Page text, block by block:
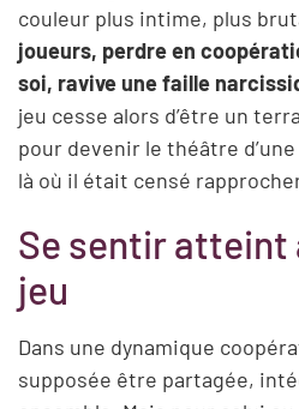
couleur plus intime, plus
joueurs, perdre en
soi, ravive une faille
jeu cesse alors d’être un
pour devenir le théâtre
là où il était censé
Se sentir atteint
jeu
Dans une dynamique
supposée être partagée,